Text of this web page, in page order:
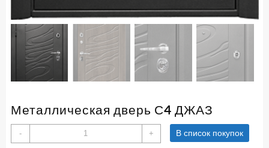
Металлическая дверь С4 ДЖАЗ
-
Металлическая
дверь
+ В список покупок